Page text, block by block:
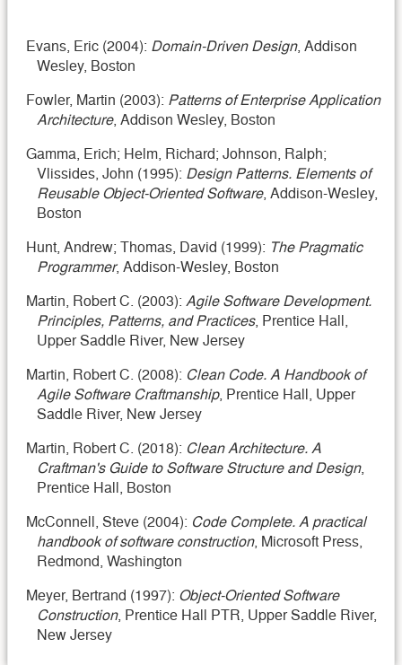
Evans, Eric (2004): Domain-Driven Design, Addison
Wesley, Boston
Fowler, Martin (2003): Patterns of Enterprise Application
Architecture, Addison Wesley, Boston
Gamma, Erich; Helm, Richard; Johnson, Ralph;
Vlissides, John (1995): Design Patterns. Elements of
Reusable Object-Oriented Software, Addison-Wesley,
Boston
Hunt, Andrew; Thomas, David (1999): The Pragmatic
Programmer, Addison-Wesley, Boston
Martin, Robert C. (2003): Agile Software Development.
Principles, Patterns, and Practices, Prentice Hall,
Upper Saddle River, New Jersey
Martin, Robert C. (2008): Clean Code. A Handbook of
Agile Software Craftmanship, Prentice Hall, Upper
Saddle River, New Jersey
Martin, Robert C. (2018): Clean Architecture. A
Craftman's Guide to Software Structure and Design,
Prentice Hall, Boston
McConnell, Steve (2004): Code Complete. A practical
handbook of software construction, Microsoft Press,
Redmond, Washington
Meyer, Bertrand (1997): Object-Oriented Software
Construction, Prentice Hall PTR, Upper Saddle River,
New Jersey